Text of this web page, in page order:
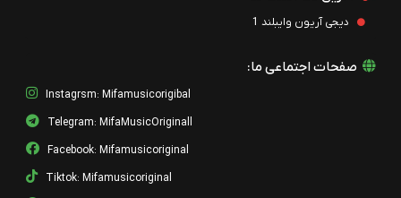
دیجی آریون وایبلند 1
صفحات اجتماعی ما:
Instagrsm: Mifamusicorigibal
Telegram: MifaMusicOriginall
Facebook: Mifamusicoriginal
Tiktok: Mifamusicoriginal